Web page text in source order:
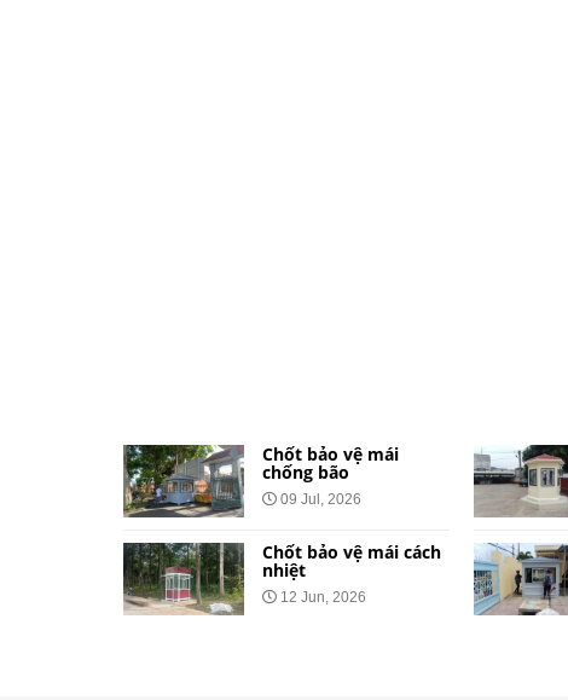
Chốt bảo vệ mái
chống bão
09 Jul, 2026
Chốt bảo vệ mái cách
nhiệt
12 Jun, 2026